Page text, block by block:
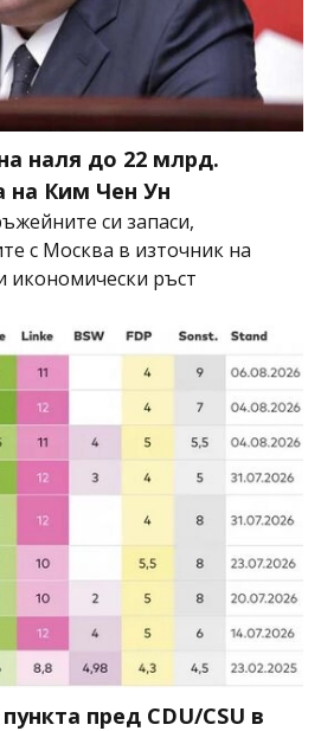
наля до 22 млрд.
на Ким Чен Ун
си запаси,
с Москва в източник на
икономически ръст
пред CDU/CSU в